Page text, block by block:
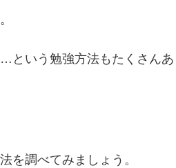
という勉強方法もたくさんあ
を調べてみましょう。